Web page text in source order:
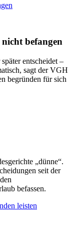
befangen
entscheidet –
sagt der VGH
begründen für sich
„dünne“.
seit der
befassen.
leisten